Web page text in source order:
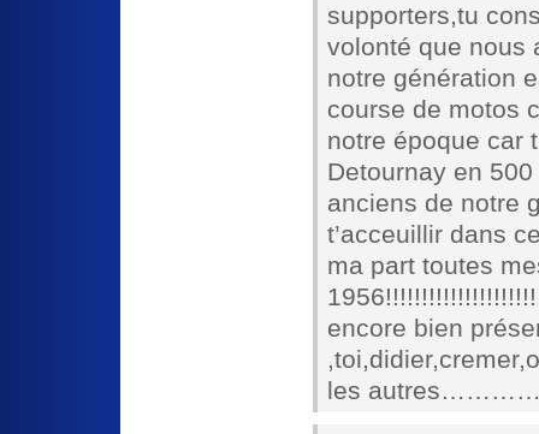
supporters,tu
volonté que nous
notre génération
course de motos
notre époque car
Detournay en
anciens de notre
t’acceuillir dans
ma part toutes
encore bien
les